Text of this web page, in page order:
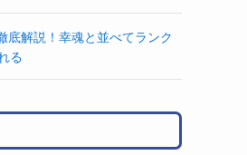
底解説！幸魂と並べてランク
る